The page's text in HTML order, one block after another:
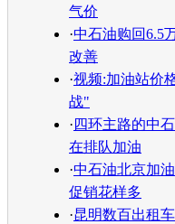
气价
·中石油购回6.5
改善
·视频:加油站价
战"
· 四环主路的中
在排队加油
·中石油北京加
促销花样多
·昆明数百出租